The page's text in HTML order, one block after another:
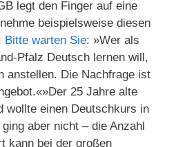
legt den Finger auf eine
beispielsweise diesen
Bitte warten Sie: »Wer als
Pfalz Deutsch lernen will,
anstellen. Die Nachfrage ist
25 Jahre alte
wollte einen Deutschkurs in
aber nicht – die Anzahl
kann bei der großen